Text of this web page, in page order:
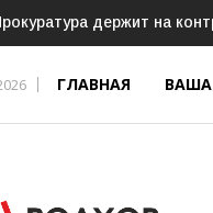
августа на стадионе
ГЛАВНАЯ